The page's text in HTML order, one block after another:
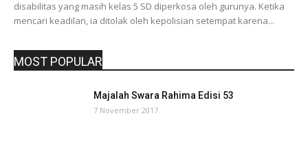
disabilitas yang masih kelas 5 SD diperkosa oleh gurunya. Ketika
mencari keadilan, ia ditolak oleh kepolisian setempat karena...
MOST POPULAR
Majalah Swara Rahima Edisi 53
7 November 2017